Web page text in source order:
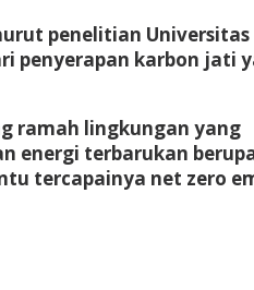
penelitian
penyerapan karbon jati
ramah lingkungan yang
energi terbarukan
tercapainya net zero